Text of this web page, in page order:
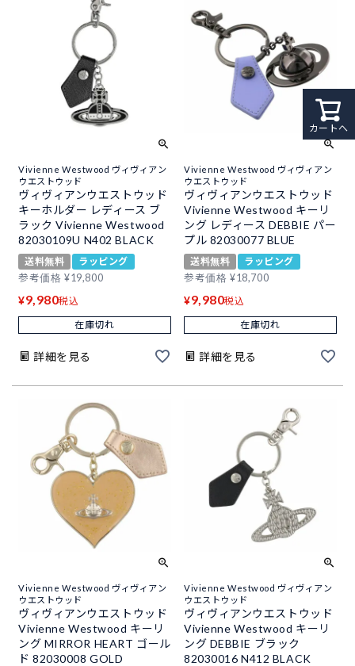
Vivienne Westwood ヴィヴィアン
ウエストウッド
ヴィヴィアンウエストウッド
キーホルダー レディース ブ
ラック Vivienne Westwood
82030109U N402 BLACK
送料無料
ラッピング
参考価格 ¥19,800
¥9,980税込
在庫切れ
詳細を見る
Vivienne Westwood ヴィヴィアン
ウエストウッド
ヴィヴィアンウエストウッド
Vivienne Westwood キーリ
ング レディース DEBBIE パー
プル 82030077 BLUE
送料無料
ラッピング
参考価格 ¥18,700
¥9,980税込
在庫切れ
詳細を見る
Vivienne Westwood ヴィヴィアン
ウエストウッド
ヴィヴィアンウエストウッド
Vivienne Westwood キーリ
ング MIRROR HEART ゴール
ド 82030008 GOLD
Vivienne Westwood ヴィヴィアン
ウエストウッド
ヴィヴィアンウエストウッド
Vivienne Westwood キーリ
ング DEBBIE ブラック
82030016 N412 BLACK
カートへ